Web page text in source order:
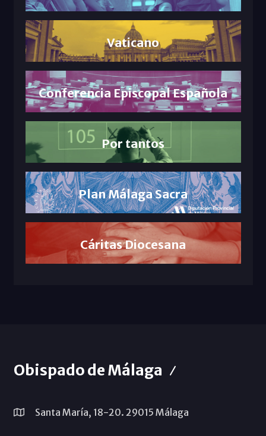
Vaticano
Conferencia Episcopal Española
Por tantos
Plan Málaga Sacra
Cáritas Diocesana
Obispado de Málaga
Santa María, 18-20. 29015 Málaga